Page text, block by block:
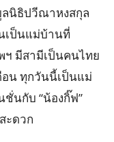
นิธิปวีณาหงสกุล
เป็นแม่บ้านที่
ฯ มีสามีเป็นคนไทย
อน ทุกวันนี้เป็นแม่
ชั่นกับ “น้องกิ๊ฟ”
ะดวก